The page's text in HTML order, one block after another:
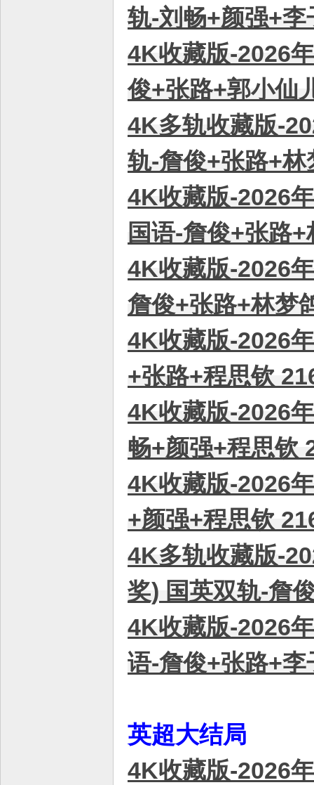
轨-刘畅+颜强+
4K收藏版-2026
俊+张路+郭小仙
4K多轨收藏版-
轨-詹俊+张路+
4K收藏版-2026
国语-詹俊+张路
4K收藏版-2026
詹俊+张路+林梦
4K收藏版-2026
+张路+程思钦
4K收藏版-2026
畅+颜强+程思钦
4K收藏版-2026
+颜强+程思钦
4K多轨收藏版-
奖) 国英双轨-詹
4K收藏版-2026
语-詹俊+张路+
英超大结局
4K收藏版-2026